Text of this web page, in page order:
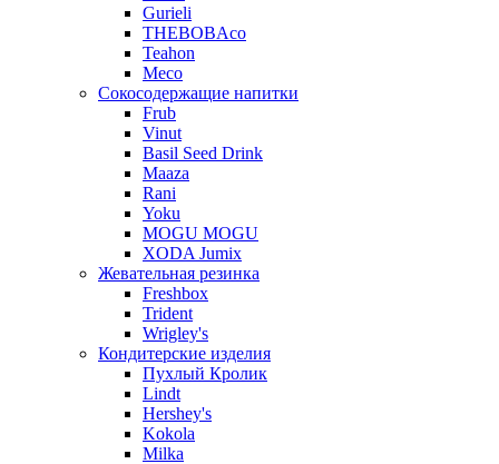
Gurieli
THEBOBAco
Teahon
Meco
Сокосодержащие напитки
Frub
Vinut
Basil Seed Drink
Maaza
Rani
Yoku
MOGU MOGU
XODA Jumix
Жевательная резинка
Freshbox
Trident
Wrigley's
Кондитерские изделия
Пухлый Кролик
Lindt
Hershey's
Kokola
Milka